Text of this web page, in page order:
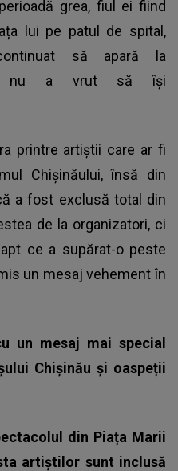
grea, fiul ei fiind
lui pe patul de spital,
să apară la
nu a vrut să își
printre artiștii care ar fi
Chișinăului, însă din
a fost exclusă total din
de la organizatori, ci
ce a supărat-o peste
un mesaj vehement în
un mesaj mai special
Chișinău și oaspeții
din Piața Marii
artiștilor sunt inclusă